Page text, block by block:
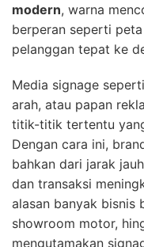
modern, warna
berperan seperti
pelanggan tepat ke
Media signage seperti
arah, atau papan
titik-titik tertentu
Dengan cara ini,
bahkan dari jarak
dan transaksi
alasan banyak bisnis
showroom motor,
mengutamakan